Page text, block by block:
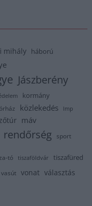
mihály háború
Jászberény
kormány
közlekedés lmp
máv
rendőrség sport
tó tiszaföldvár tiszafüred
vasút vonat választás